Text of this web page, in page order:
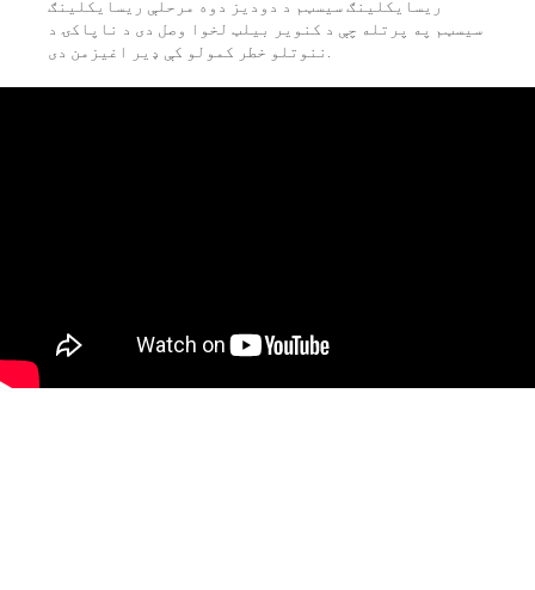
ریسایکلینګ سیسټم د دودیز دوه مرحلې ریسایکلینګ
سیسټم په پرتله چې د کنویر بیلټ لخوا وصل دی د ناپاکۍ د
ننوتلو خطر کمولو کې ډیر اغیزمن دی.